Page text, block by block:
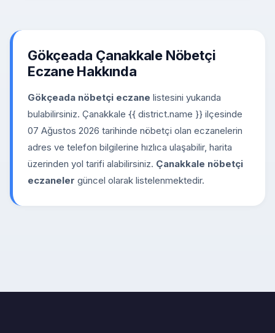
Gökçeada Çanakkale Nöbetçi
Eczane Hakkında
Gökçeada nöbetçi eczane listesini yukarıda
bulabilirsiniz. Çanakkale {{ district.name }} ilçesinde
07 Ağustos 2026 tarihinde nöbetçi olan eczanelerin
adres ve telefon bilgilerine hızlıca ulaşabilir, harita
üzerinden yol tarifi alabilirsiniz. Çanakkale nöbetçi
eczaneler güncel olarak listelenmektedir.